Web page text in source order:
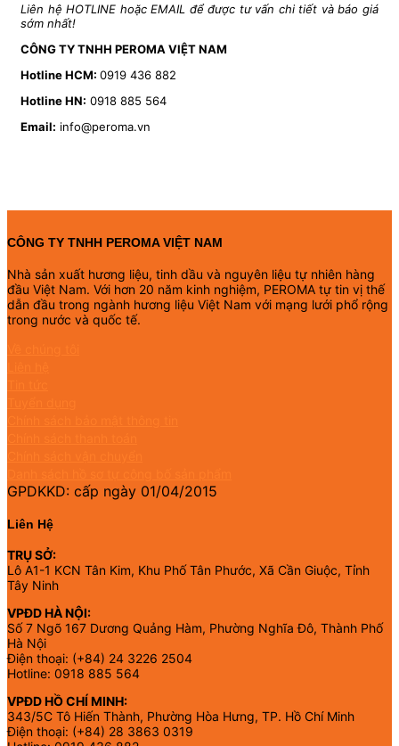
Liên hệ HOTLINE hoặc EMAIL để được tư vấn chi tiết và báo giá
sớm nhất!
CÔNG TY TNHH PEROMA VIỆT NAM
Hotline HCM: 0919 436 882
Hotline HN: 0918 885 564
Email: info@peroma.vn
CÔNG TY TNHH PEROMA VIỆT NAM
Nhà sản xuất hương liệu, tinh dầu và nguyên liệu tự nhiên hàng
đầu Việt Nam. Với hơn 20 năm kinh nghiệm, PEROMA tự tin vị thế
dẫn đầu trong ngành hương liệu Việt Nam với mạng lưới phổ rộng
trong nước và quốc tế.
GPDKKD: cấp ngày 01/04/2015
Liên Hệ
TRỤ SỞ:
Lô A1-1 KCN Tân Kim, Khu Phố Tân Phước, Xã Cần Giuộc, Tỉnh
Tây Ninh
VPĐD HÀ NỘI:
Số 7 Ngõ 167 Dương Quảng Hàm, Phường Nghĩa Đô, Thành Phố
Hà Nội
Điện thoại: (+84) 24 3226 2504
Hotline: 0918 885 564
VPĐD HỒ CHÍ MINH:
343/5C Tô Hiến Thành, Phường Hòa Hưng, TP. Hồ Chí Minh
Điện thoại: (+84) 28 3863 0319